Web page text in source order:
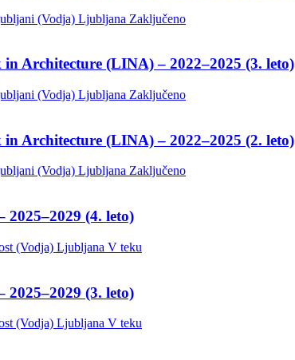
(Vodja) Ljubljana Zaključeno
Architecture (LINA) – 2022–2025 (3. leto)
(Vodja) Ljubljana Zaključeno
Architecture (LINA) – 2022–2025 (2. leto)
(Vodja) Ljubljana Zaključeno
2025–2029 (4. leto)
(Vodja) Ljubljana V teku
2025–2029 (3. leto)
(Vodja) Ljubljana V teku